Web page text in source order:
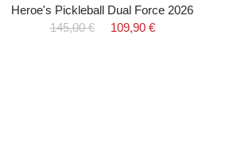
Heroe's Pickleball Dual Force 2026
145,00 €
109,90 €